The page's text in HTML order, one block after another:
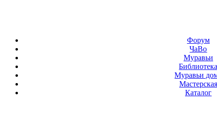
Форум
ЧаВо
Муравьи
Муравьи
Мастерская
Каталог